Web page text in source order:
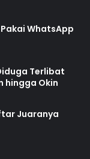
WhatsApp
Terlibat
hingga Okin
Juaranya